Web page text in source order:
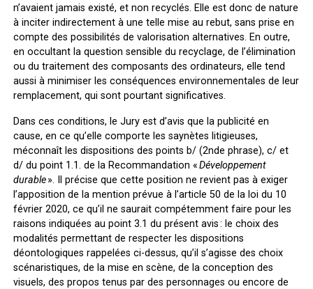
n’avaient jamais existé, et non recyclés. Elle est donc de nature
à inciter indirectement à une telle mise au rebut, sans prise en
compte des possibilités de valorisation alternatives. En outre,
en occultant la question sensible du recyclage, de l’élimination
ou du traitement des composants des ordinateurs, elle tend
aussi à minimiser les conséquences environnementales de leur
remplacement, qui sont pourtant significatives.
Dans ces conditions, le Jury est d’avis que la publicité en
cause, en ce qu’elle comporte les saynètes litigieuses,
méconnaît les dispositions des points b/ (2nde phrase), c/ et
d/ du point 1.1. de la Recommandation «Développement
durable». Il précise que cette position ne revient pas à exiger
l’apposition de la mention prévue à l’article 50 de la loi du 10
février 2020, ce qu’il ne saurait compétemment faire pour les
raisons indiquées au point 3.1 du présent avis : le choix des
modalités permettant de respecter les dispositions
déontologiques rappelées ci-dessus, qu’il s’agisse des choix
scénaristiques, de la mise en scène, de la conception des
visuels, des propos tenus par des personnages ou encore de